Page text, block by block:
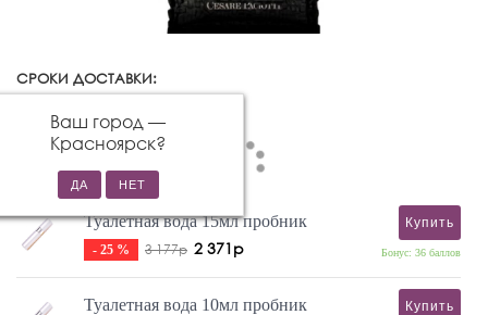
СРОКИ ДОСТАВКИ:
Ваш город —
Красноярск?
Туалетная вода 15мл пробник
- 25 % 3 177р 2 371р
Купить
Бонус: 36 баллов
Туалетная вода 10мл пробник Купить